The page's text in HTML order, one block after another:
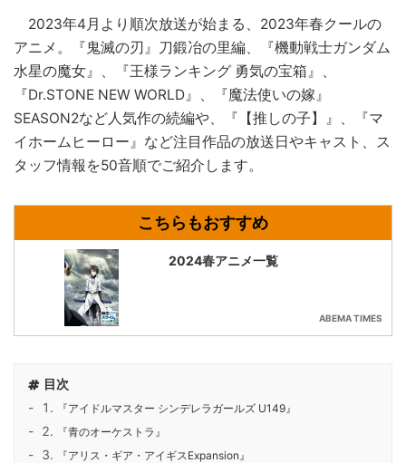
2023年4月より順次放送が始まる、2023年春クールの
アニメ。『鬼滅の刃』刀鍛冶の里編、『機動戦士ガンダム
水星の魔女』、『王様ランキング 勇気の宝箱』、
『Dr.STONE NEW WORLD』、『魔法使いの嫁』
SEASON2など人気作の続編や、『【推しの子】』、『マ
イホームヒーロー』など注目作品の放送日やキャスト、ス
タッフ情報を50音順でご紹介します。
2024春アニメ一覧
ABEMA TIMES
目次
『アイドルマスター シンデレラガールズ U149』
『青のオーケストラ』
『アリス・ギア・アイギスExpansion』